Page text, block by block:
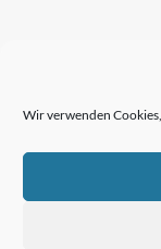
Wir verwenden